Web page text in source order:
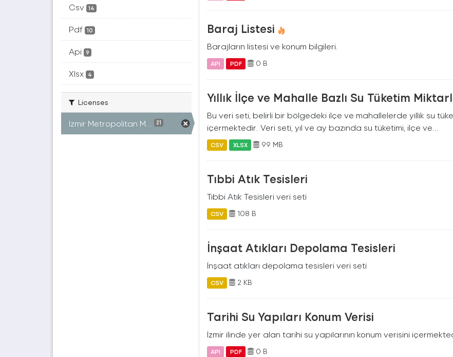
Csv 14
Pdf 10
Api 9
Xlsx 4
Licenses
Izmir Metropolitan M... 21
Baraj Listesi
Barajların listesi ve konum bilgileri.
API PDF 0 B
Yıllık İlçe ve Mahalle Bazlı Su Tüketim
Bu veri seti, belirli bir bölgedeki ilçe ve mahallelerde yıllık su
içermektedir. Veri seti, yıl ve ay bazında su tüketimi, ilçe ve...
CSV XLSX 99 MB
Tıbbi Atık Tesisleri
Tıbbi Atık Tesisleri veri seti
CSV 108 B
İnşaat Atıkları Depolama Tesisleri
İnşaat atıkları depolama tesisleri veri seti
CSV 2 KB
Tarihi Su Yapıları Konum Verisi
İzmir ilinde yer alan tarihi su yapılarının konum verisini
API PDF 0 B